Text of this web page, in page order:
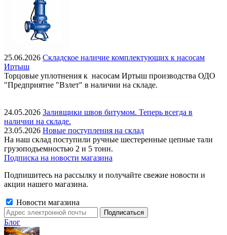
25.06.2026 Складское наличие комплектующих к насосам
Иртыш
Торцовые уплотнения к насосам Иртыш производства ОДО
"Предприятие "Взлет" в наличии на складе.
24.05.2026 Заливщики швов битумом. Теперь всегда в
наличии на складе.
23.05.2026 Новые поступления на склад
На наш склад поступили ручные шестеренные цепные тали
грузоподъемностью 2 и 5 тонн.
Подписка на новости магазина
Подпишитесь на рассылку и получайте свежие новости и
акции нашего магазина.
Новости магазина
Блог